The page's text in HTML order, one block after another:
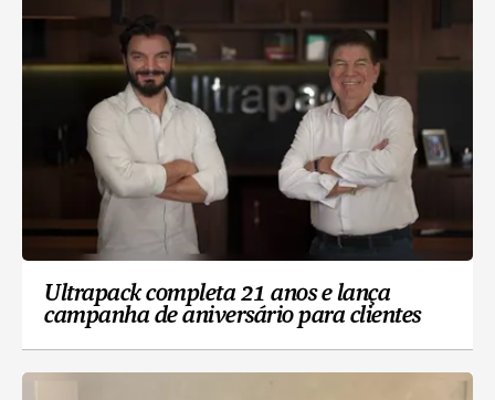
Ultrapack completa 21 anos e lança
campanha de aniversário para clientes